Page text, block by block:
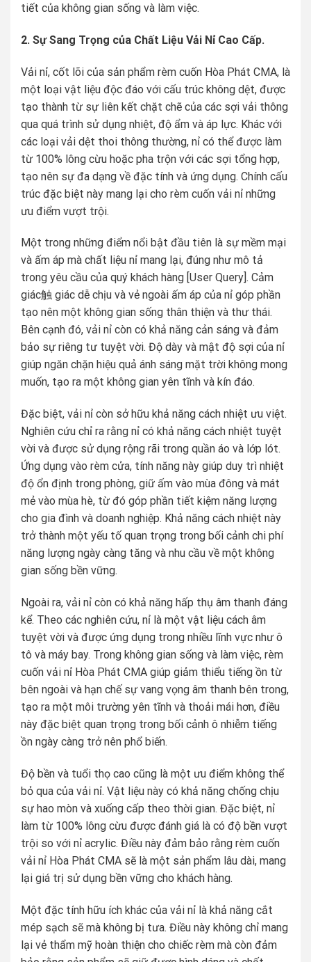
tiết của không gian sống và làm việc.
2. Sự Sang Trọng của Chất Liệu Vải Nỉ Cao Cấp.
Vải nỉ, cốt lõi của sản phẩm rèm cuốn Hòa Phát CMA, là
một loại vật liệu độc đáo với cấu trúc không dệt, được
tạo thành từ sự liên kết chặt chẽ của các sợi vải thông
qua quá trình sử dụng nhiệt, độ ẩm và áp lực. Khác với
các loại vải dệt thoi thông thường, nỉ có thể được làm
từ 100% lông cừu hoặc pha trộn với các sợi tổng hợp,
tạo nên sự đa dạng về đặc tính và ứng dụng. Chính cấu
trúc đặc biệt này mang lại cho rèm cuốn vải nỉ những
ưu điểm vượt trội.
Một trong những điểm nổi bật đầu tiên là sự mềm mại
và ấm áp mà chất liệu nỉ mang lại, đúng như mô tả
trong yêu cầu của quý khách hàng [User Query]. Cảm
giác触 giác dễ chịu và vẻ ngoài ấm áp của nỉ góp phần
tạo nên một không gian sống thân thiện và thư thái.
Bên cạnh đó, vải nỉ còn có khả năng cản sáng và đảm
bảo sự riêng tư tuyệt vời. Độ dày và mật độ sợi của nỉ
giúp ngăn chặn hiệu quả ánh sáng mặt trời không mong
muốn, tạo ra một không gian yên tĩnh và kín đáo.
Đặc biệt, vải nỉ còn sở hữu khả năng cách nhiệt ưu việt.
Nghiên cứu chỉ ra rằng nỉ có khả năng cách nhiệt tuyệt
vời và được sử dụng rộng rãi trong quần áo và lớp lót.
Ứng dụng vào rèm cửa, tính năng này giúp duy trì nhiệt
độ ổn định trong phòng, giữ ấm vào mùa đông và mát
mẻ vào mùa hè, từ đó góp phần tiết kiệm năng lượng
cho gia đình và doanh nghiệp. Khả năng cách nhiệt này
trở thành một yếu tố quan trọng trong bối cảnh chi phí
năng lượng ngày càng tăng và nhu cầu về một không
gian sống bền vững.
Ngoài ra, vải nỉ còn có khả năng hấp thụ âm thanh đáng
kể. Theo các nghiên cứu, nỉ là một vật liệu cách âm
tuyệt vời và được ứng dụng trong nhiều lĩnh vực như ô
tô và máy bay. Trong không gian sống và làm việc, rèm
cuốn vải nỉ Hòa Phát CMA giúp giảm thiểu tiếng ồn từ
bên ngoài và hạn chế sự vang vọng âm thanh bên trong,
tạo ra một môi trường yên tĩnh và thoải mái hơn, điều
này đặc biệt quan trọng trong bối cảnh ô nhiễm tiếng
ồn ngày càng trở nên phổ biến.
Độ bền và tuổi thọ cao cũng là một ưu điểm không thể
bỏ qua của vải nỉ. Vật liệu này có khả năng chống chịu
sự hao mòn và xuống cấp theo thời gian. Đặc biệt, nỉ
làm từ 100% lông cừu được đánh giá là có độ bền vượt
trội so với nỉ acrylic. Điều này đảm bảo rằng rèm cuốn
vải nỉ Hòa Phát CMA sẽ là một sản phẩm lâu dài, mang
lại giá trị sử dụng bền vững cho khách hàng.
Một đặc tính hữu ích khác của vải nỉ là khả năng cắt
mép sạch sẽ mà không bị tưa. Điều này không chỉ mang
lại vẻ thẩm mỹ hoàn thiện cho chiếc rèm mà còn đảm